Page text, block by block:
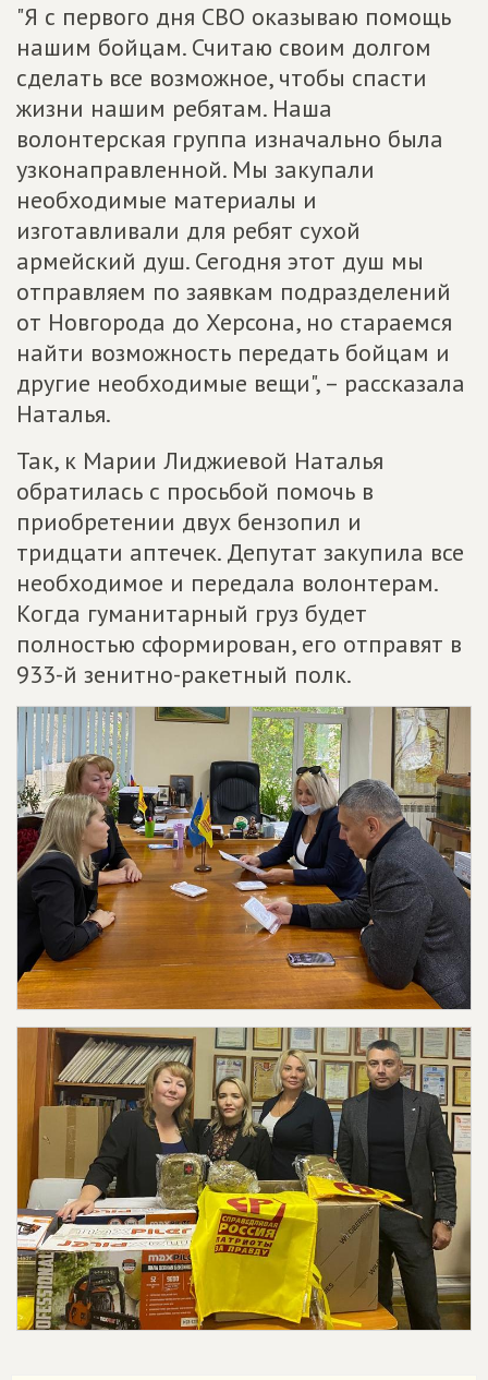
"Я с первого дня СВО оказываю помощь
нашим бойцам. Считаю своим долгом
сделать все возможное, чтобы спасти
жизни нашим ребятам. Наша
волонтерская группа изначально была
узконаправленной. Мы закупали
необходимые материалы и
изготавливали для ребят сухой
армейский душ. Сегодня этот душ мы
отправляем по заявкам подразделений
от Новгорода до Херсона, но стараемся
найти возможность передать бойцам и
другие необходимые вещи", – рассказала
Наталья.
Так, к Марии Лиджиевой Наталья
обратилась с просьбой помочь в
приобретении двух бензопил и
тридцати аптечек. Депутат закупила все
необходимое и передала волонтерам.
Когда гуманитарный груз будет
полностью сформирован, его отправят в
933-й зенитно-ракетный полк.